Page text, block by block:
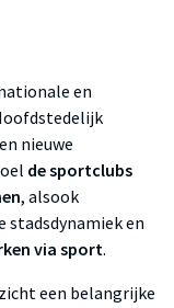
en
nieuwe
de sportclubs
, alsook
stadsdynamiek en
via sport.
een belangrijke